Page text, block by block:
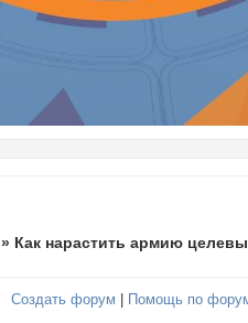
» Как нарастить армию
Создать форум | Помощь по